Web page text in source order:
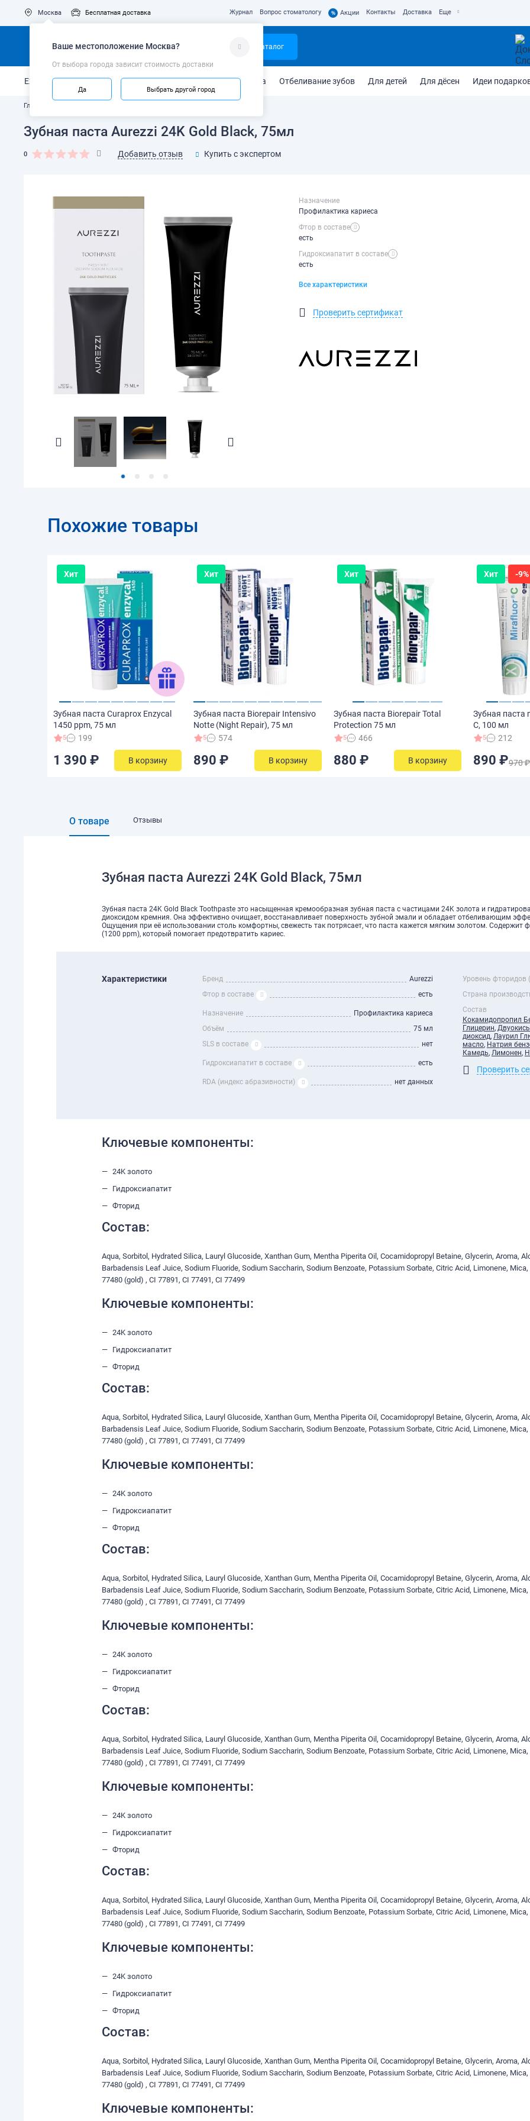
Москва
Ваше местоположение Москва?
От выбора города зависит стоимость доставки
Да Выбрать другой город
Бесплатная доставка Журнал Вопрос стоматологу % Акции Контакты Доставка Еще
Каталог
Ежедневный уход Укрепление эмали Защита от кариеса Отбеливание зубов Для детей Для дёсен Идеи
Главная
Зубная паста Aurezzi 24K Gold Black, 75мл
0 Добавить отзыв Купить с экспертом
Назначение
Профилактика кариеса
Фтор в составе
есть
Гидроксиапатит в составе
есть
Все характеристики
Проверить сертификат
Похожие товары
Хит
Зубная паста Curaprox Enzycal
1450 ppm, 75 мл
5 199
1 390 ₽ В корзину
Хит
Зубная паста Biorepair Intensivo
Notte (Night Repair), 75 мл
5 574
890 ₽ В корзину
Хит
Зубная паста Biorepair Total
Protection 75 мл
5 466
880 ₽ В корзину
Хит -9%
Зубная паста
C, 100 мл
5 212
890 ₽970 ₽
О товаре Отзывы
Зубная паста Aurezzi 24K Gold Black, 75мл
Зубная паста 24K Gold Black Toothpaste это насыщенная кремообразная зубная паста с частицами 24K золота и
диоксидом кремния. Она эффективно очищает, восстанавливает поверхность зубной эмали и обладает отбеливающим
Ощущения при её использовании столь комфортны, свежесть так потрясает, что паста кажется мягким золотом. Содержит
(1200 ppm), который помогает предотвратить кариес.
Характеристики Бренд
Aurezzi
Фтор в составе
есть
Назначение
Профилактика кариеса
Объём
75 мл
SLS в составе
нет
Гидроксиапатит в составе есть
RDA (индекс абразивности) нет данных
Уровень фторидов
Страна
Состав
Кокамидопропил
Глицерин,
диоксид, Лаурил
масло, Натрия
Камедь, Лимонен,
Проверить
Ключевые компоненты:
24K золото
Гидроксиапатит
Фторид
Состав:
Aqua, Sorbitol, Hydrated Silica, Lauryl Glucoside, Xanthan Gum, Mentha Piperita Oil, Cocamidopropyl Betaine, Glycerin, Aroma,
Barbadensis Leaf Juice, Sodium Fluoride, Sodium Saccharin, Sodium Benzoate, Potassium Sorbate, Citric Acid, Limonene, Mica,
77480 (gold) , CI 77891, CI 77491, CI 77499
Ключевые компоненты:
24K золото
Гидроксиапатит
Фторид
Состав:
Aqua, Sorbitol, Hydrated Silica, Lauryl Glucoside, Xanthan Gum, Mentha Piperita Oil, Cocamidopropyl Betaine, Glycerin, Aroma,
Barbadensis Leaf Juice, Sodium Fluoride, Sodium Saccharin, Sodium Benzoate, Potassium Sorbate, Citric Acid, Limonene, Mica,
77480 (gold) , CI 77891, CI 77491, CI 77499
Ключевые компоненты:
24K золото
Гидроксиапатит
Фторид
Состав:
Aqua, Sorbitol, Hydrated Silica, Lauryl Glucoside, Xanthan Gum, Mentha Piperita Oil, Cocamidopropyl Betaine, Glycerin, Aroma,
Barbadensis Leaf Juice, Sodium Fluoride, Sodium Saccharin, Sodium Benzoate, Potassium Sorbate, Citric Acid, Limonene, Mica,
77480 (gold) , CI 77891, CI 77491, CI 77499
Ключевые компоненты:
24K золото
Гидроксиапатит
Фторид
Состав:
Aqua, Sorbitol, Hydrated Silica, Lauryl Glucoside, Xanthan Gum, Mentha Piperita Oil, Cocamidopropyl Betaine, Glycerin, Aroma,
Barbadensis Leaf Juice, Sodium Fluoride, Sodium Saccharin, Sodium Benzoate, Potassium Sorbate, Citric Acid, Limonene, Mica,
77480 (gold) , CI 77891, CI 77491, CI 77499
Ключевые компоненты:
24K золото
Гидроксиапатит
Фторид
Состав:
Aqua, Sorbitol, Hydrated Silica, Lauryl Glucoside, Xanthan Gum, Mentha Piperita Oil, Cocamidopropyl Betaine, Glycerin, Aroma,
Barbadensis Leaf Juice, Sodium Fluoride, Sodium Saccharin, Sodium Benzoate, Potassium Sorbate, Citric Acid, Limonene, Mica,
77480 (gold) , CI 77891, CI 77491, CI 77499
Ключевые компоненты:
24K золото
Гидроксиапатит
Фторид
Состав:
Aqua, Sorbitol, Hydrated Silica, Lauryl Glucoside, Xanthan Gum, Mentha Piperita Oil, Cocamidopropyl Betaine, Glycerin, Aroma,
Barbadensis Leaf Juice, Sodium Fluoride, Sodium Saccharin, Sodium Benzoate, Potassium Sorbate, Citric Acid, Limonene, Mica,
77480 (gold) , CI 77891, CI 77491, CI 77499
Ключевые компоненты: